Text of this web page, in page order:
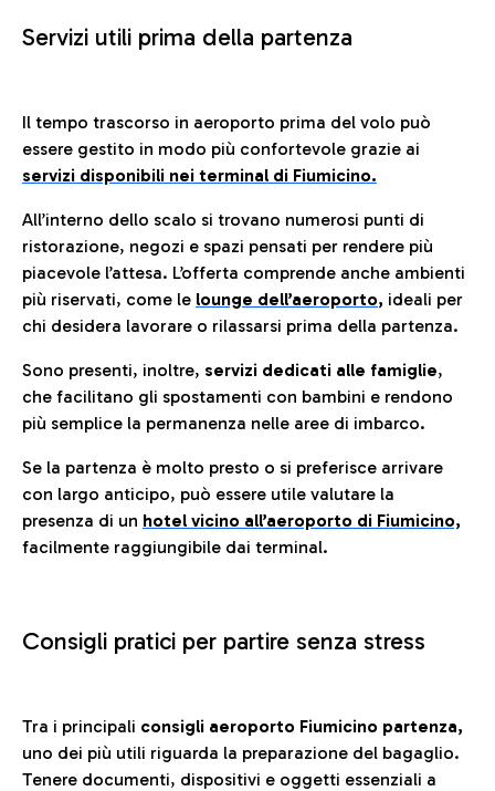
Servizi utili prima della partenza
Il tempo trascorso in aeroporto prima del volo può
essere gestito in modo più confortevole grazie ai
servizi disponibili nei terminal di Fiumicino.
All’interno dello scalo si trovano numerosi punti di
ristorazione, negozi e spazi pensati per rendere più
piacevole l’attesa. L’offerta comprende anche ambienti
più riservati, come le lounge dell’aeroporto, ideali per
chi desidera lavorare o rilassarsi prima della partenza.
Sono presenti, inoltre, servizi dedicati alle famiglie,
che facilitano gli spostamenti con bambini e rendono
più semplice la permanenza nelle aree di imbarco.
Se la partenza è molto presto o si preferisce arrivare
con largo anticipo, può essere utile valutare la
presenza di un hotel vicino all’aeroporto di Fiumicino,
facilmente raggiungibile dai terminal.
Consigli pratici per partire senza stress
Tra i principali consigli aeroporto Fiumicino partenza,
uno dei più utili riguarda la preparazione del bagaglio.
Tenere documenti, dispositivi e oggetti essenziali a